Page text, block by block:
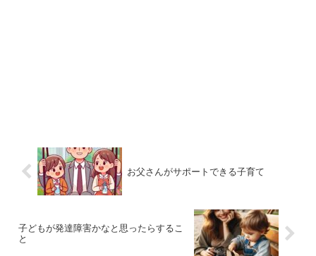
お父さんがサポートできる子育て
子どもが発達障害かなと思ったらするこ
と